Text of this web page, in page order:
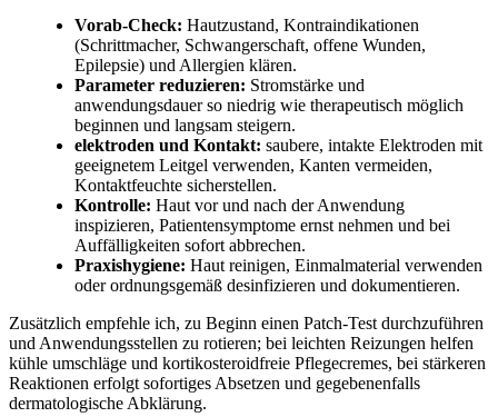
Vorab-Check: Hautzustand, ⁣Kontraindikationen
(Schrittmacher, Schwangerschaft, offene Wunden,
Epilepsie) und Allergien klären.
Parameter ⁣reduzieren: ‍Stromstärke und‍
anwendungsdauer so niedrig ⁣wie therapeutisch möglich
beginnen und langsam steigern.
elektroden und Kontakt: saubere, intakte Elektroden mit
geeignetem Leitgel verwenden, Kanten vermeiden,
Kontaktfeuchte sicherstellen.
Kontrolle: Haut vor und nach der Anwendung
inspizieren, Patientensymptome ernst nehmen und bei
Auffälligkeiten sofort abbrechen.
Praxishygiene: Haut reinigen, Einmalmaterial verwenden
oder ordnungsgemäß desinfizieren und dokumentieren.
Zusätzlich empfehle ich, zu Beginn einen Patch‑Test durchzuführen
und‍ Anwendungsstellen zu rotieren; bei leichten Reizungen helfen
kühle umschläge und kortikosteroidfreie Pflegecremes, bei stärkeren
Reaktionen erfolgt sofortiges Absetzen ⁣und gegebenenfalls
dermatologische Abklärung.